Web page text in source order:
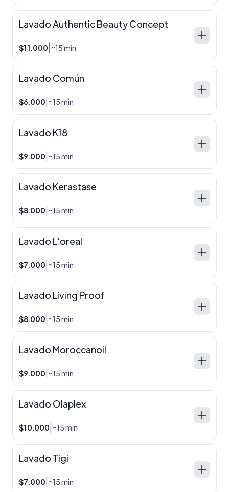
Lavado Authentic Beauty Concept
$11.000 ~15 min
Lavado Común
$6.000 ~15 min
Lavado K18
$9.000 ~15 min
Lavado Kerastase
$8.000 ~15 min
Lavado L'oreal
$7.000 ~15 min
Lavado Living Proof
$8.000 ~15 min
Lavado Moroccanoil
$9.000 ~15 min
Lavado Olaplex
$10.000 ~15 min
Lavado Tigi
$7.000 ~15 min